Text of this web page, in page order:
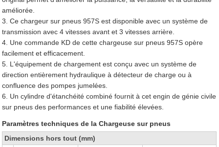
améliorée.
3. Ce chargeur sur pneus 957S est disponible avec un système de
transmission avec 4 vitesses avant et 3 vitesses arrière.
4. Une commande KD de cette chargeuse sur pneus 957S opère
facilement et efficacement.
5. L'équipement de chargement est conçu avec un système de
direction entièrement hydraulique à détecteur de charge ou à
confluence des pompes jumelées.
6. Un cylindre d'étanchéité combiné fournit à cet engin de génie civile
sur pneus des performances et une fiabilité élevées.
Paramètres techniques de la Chargeuse sur pneus
Dimensions hors tout (mm)